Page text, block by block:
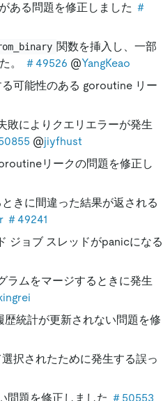
ある問題を修正しました ＃
関数を挿入し、一部
。
＃49526 @YangKeao
可能性のある goroutine リー
敗によりクエリエラーが発生
@jiyfhust
リークの問題を修正し
きに間違った結果が返される
＃49241
ジョブ スレッドがpanicになる
ラムをマージするときに発生
歴統計が更新されない問題を修
択されたために発生する誤っ
問題を修正しました ＃50553